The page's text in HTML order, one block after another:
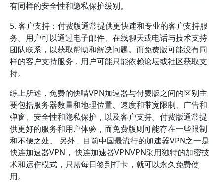
有同样的安全性和隐私保护级别。
5. 客户支持：付费版通常提供更快速和专业的客户支持服
务。用户可以通过电子邮件、在线聊天或电话与技术支持
团队联系，以获取帮助和解决问题。而免费版可能没有同
样的客户支持服务，用户可能只能依赖论坛或社区获取支
持。
综上所述，免费的快喵VPN加速器与付费版之间的区别主
要包括服务器数量和地理位置、速度和带宽限制、广告和
弹窗、安全性和隐私保护，以及客户支持。付费版通常提
供更好的服务和用户体验，而免费版则可能存在一些限制
和不便之处。 另外，目前中国最流行的加速器VPN之一是
快连加速器VPN， 快连加速器VPNVPN采用独特的加密技
术和运作模式，只需每日签到打卡，就可以永久免费使
用。